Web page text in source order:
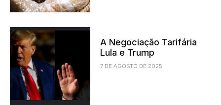
A Negociação Tarifária
Lula e Trump
7 DE AGOSTO DE 2025